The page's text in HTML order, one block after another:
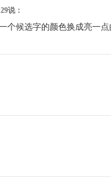
说：
个候选字的颜色换成亮一